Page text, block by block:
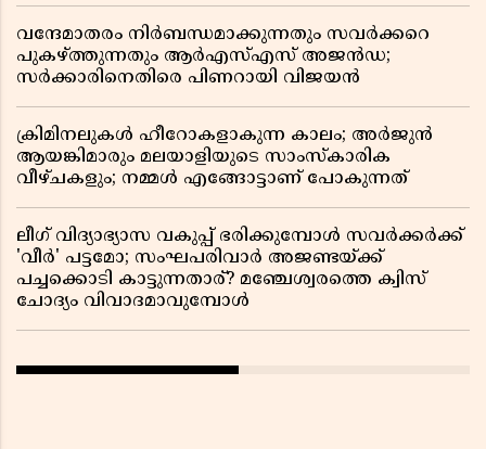
വന്ദേമാതരം നിർബന്ധമാക്കുന്നതും സവർക്കറെ
പുകഴ്ത്തുന്നതും ആർഎസ്എസ് അജൻഡ;
സർക്കാരിനെതിരെ പിണറായി വിജയൻ
ക്രിമിനലുകൾ ഹീറോകളാകുന്ന കാലം; അർജുൻ
ആയങ്കിമാരും മലയാളിയുടെ സാംസ്കാരിക
വീഴ്ചകളും; നമ്മൾ എങ്ങോട്ടാണ് പോകുന്നത്
ലീഗ് വിദ്യാഭ്യാസ വകുപ്പ് ഭരിക്കുമ്പോൾ സവർക്കർക്ക്
'വീർ' പട്ടമോ; സംഘപരിവാർ അജണ്ടയ്ക്ക്
പച്ചക്കൊടി കാട്ടുന്നതാര്? മഞ്ചേശ്വരത്തെ ക്വിസ്
ചോദ്യം വിവാദമാവുമ്പോൾ